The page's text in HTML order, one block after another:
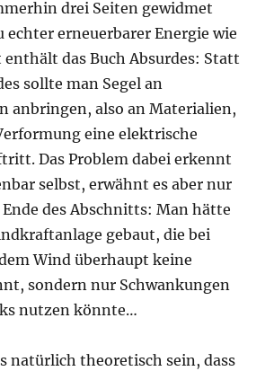
drei Seiten gewidmet
echter erneuerbarer Energie wie
das Buch Absurdes: Statt
sollte man Segel an
anbringen, also an Materialien,
eine elektrische
Das Problem dabei erkennt
selbst, erwähnt es aber nur
des Abschnitts: Man hätte
gebaut, die bei
Wind überhaupt keine
sondern nur Schwankungen
nutzen könnte…
natürlich theoretisch sein, dass